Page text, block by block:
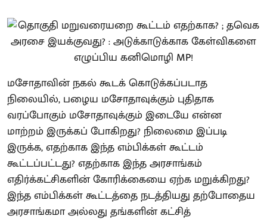
மசோதாவின் நகல் கூடக் கொடுக்கப்படாத
நிலையில், பழைய மசோதாவுக்கும் புதிதாக
வரப்போகும் மசோதாவுக்கும் இடையே என்ன
மாற்றம் இருக்கப் போகிறது? நிலைமை இப்படி
இருக்க, எதற்காக இந்த எம்பிக்கள் கூட்டம்
கூட்டப்பட்டது? எதற்காக இந்த அரசாங்கம்
எதிர்க்கட்சிகளின் கோரிக்கையை ஏற்க மறுக்கிறது?
இந்த எம்பிக்கள் கூட்டத்தை நடத்தியது தற்போதைய
அரசாங்கமா அல்லது தங்களின் கட்சித்